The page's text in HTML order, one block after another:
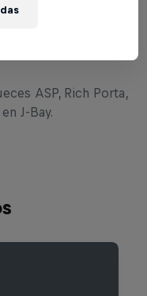
ASP, Rich Porta,
J-Bay.